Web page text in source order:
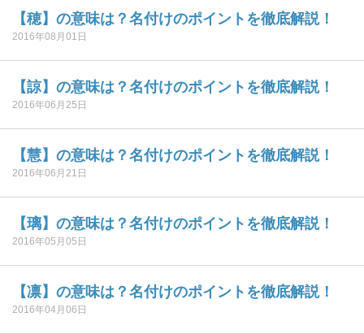
【穂】の意味は？名付けのポイントを徹底解説！
2016年08月01日
【諒】の意味は？名付けのポイントを徹底解説！
2016年06月25日
【慧】の意味は？名付けのポイントを徹底解説！
2016年06月21日
【璃】の意味は？名付けのポイントを徹底解説！
2016年05月05日
【凛】の意味は？名付けのポイントを徹底解説！
2016年04月06日